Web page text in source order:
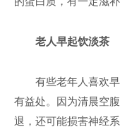
老人早起饮淡茶
有些老年人喜欢早
有益处。因为清晨空
退，还可能损害神经